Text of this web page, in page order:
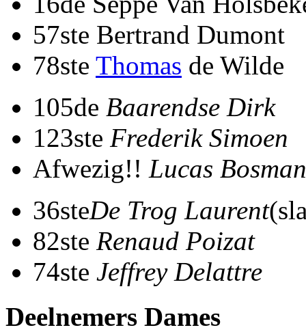
57ste Bertrand Dumont
78ste Thomas de Wilde
105de Baarendse Dirk
123ste Frederik Simoen
Afwezig!! Lucas
36steDe Trog Laurent
82ste Renaud Poizat
74ste Jeffrey Delattre
Deelnemers Dames